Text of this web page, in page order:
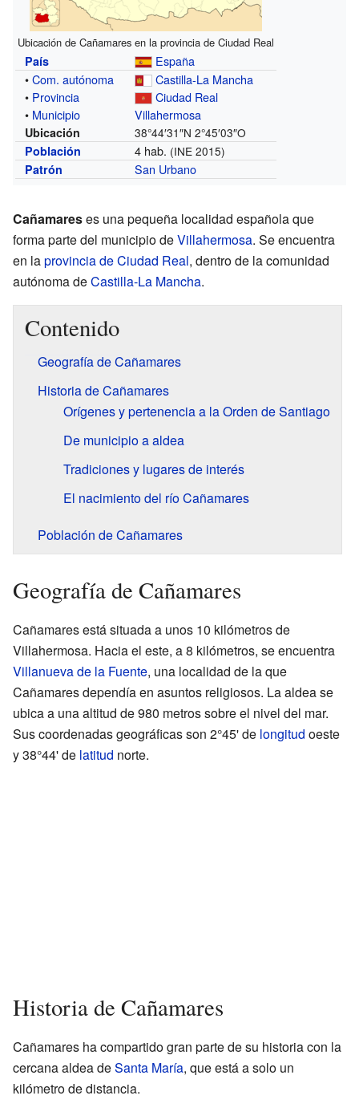
Ubicación de Cañamares en la provincia de Ciudad Real
País
España
•Com. autónoma
Castilla-La Mancha
• Provincia
Ciudad Real
• Municipio Villahermosa
Ubicación 38°44′31″N 2°45′03″O
Población
4 hab. (INE 2015)
Patrón
San Urbano
Cañamareses una pequeña localidad española que
forma parte del municipio deVillahermosa. Se encuentra
en laprovincia de Ciudad Real, dentro de la comunidad
autónoma deCastilla-La Mancha.
Contenido
Geografía de Cañamares
Historia de Cañamares
Orígenes y pertenencia a la Orden de Santiago
De municipio a aldea
Tradiciones y lugares de interés
El nacimiento del río Cañamares
Población de Cañamares
Geografía de Cañamares
Cañamares está situada a unos 10 kilómetros de
Villahermosa. Hacia el este, a 8 kilómetros, se encuentra
Villanueva de la Fuente, una localidad de la que
Cañamares dependía en asuntos religiosos. La aldea se
ubica a una altitud de 980 metros sobre el nivel del mar.
Sus coordenadas geográficas son 2°45' de longitud oeste
y 38°44' de latitud norte.
Historia de Cañamares
Cañamares ha compartido gran parte de su historia con la
cercana aldea deSanta María, que está a solo un
kilómetro de distancia.